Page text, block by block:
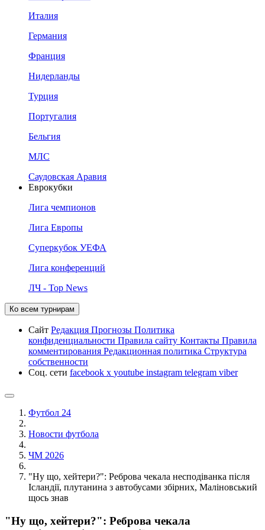
Италия
Германия
Франция
Нидерланды
Турция
Португалия
Бельгия
МЛС
Саудовская Аравия
Еврокубки
Лига чемпионов
Лига Европы
Суперкубок УЕФА
Лига конференций
ЛЧ - Top News
Ко всем турнирам
Сайт Редакция Прогнозы Политика
конфиденциальности Правила сайту Контакты Правила
комментирования Редакционная политика Структура
собственности
Соц. сети facebook x youtube instagram telegram viber
Футбол 24
Новости футбола
ЧМ 2026
"Ну що, хейтери?": Реброва чекала несподіванка після
Ісландії, плутанина з автобусами збірних, Маліновський
щось знав
"Ну що, хейтери?": Реброва чекала